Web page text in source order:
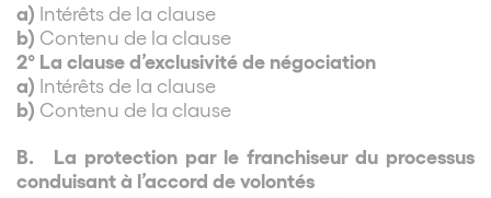
a) Intérêts de la clause
b) Contenu de la clause
2° La clause d’exclusivité de négociation
a) Intérêts de la clause
b) Contenu de la clause
B.
La protection par le franchiseur du processus
conduisant à l’accord de volontés